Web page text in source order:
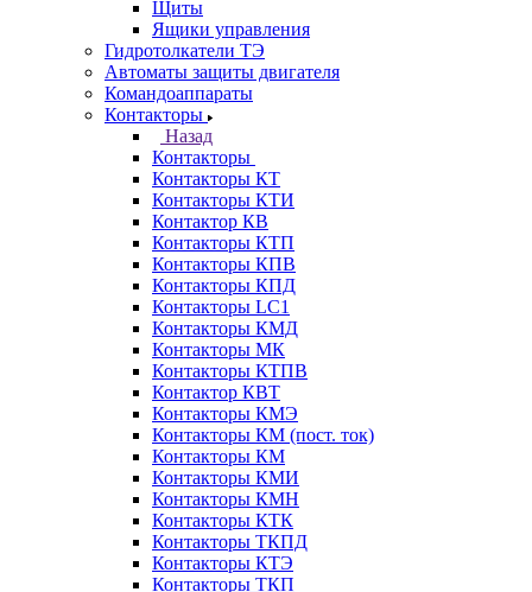
Щиты
Ящики управления
Гидротолкатели ТЭ
Автоматы защиты двигателя
Командоаппараты
Контакторы
Назад
Контакторы
Контакторы КТ
Контакторы КТИ
Контактор КВ
Контакторы КТП
Контакторы КПВ
Контакторы КПД
Контакторы LC1
Контакторы КМД
Контакторы МК
Контакторы КТПВ
Контактор КВТ
Контакторы КМЭ
Контакторы КМ (пост. ток)
Контакторы КМ
Контакторы КМИ
Контакторы КМН
Контакторы КТК
Контакторы ТКПД
Контакторы КТЭ
Контакторы ТКП